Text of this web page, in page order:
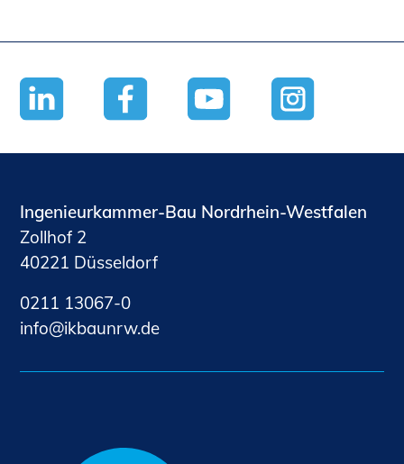
Ingenieurkammer-Bau Nordrhein-Westfalen
Zollhof 2
40221 Düsseldorf
0211 13067-0
nf
kb nrwd